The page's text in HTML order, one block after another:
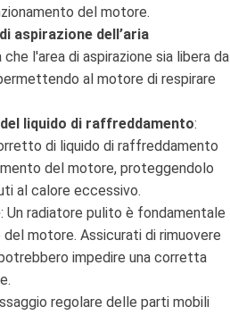
del motore.
aspirazione dell’aria
che l'area di aspirazione sia libera da
al motore di respirare
liquido di raffreddamento:
di liquido di raffreddamento
del motore, proteggendolo
al calore eccessivo.
: Un radiatore pulito è fondamentale
motore. Assicurati di rimuovere
impedire una corretta
regolare delle parti mobili